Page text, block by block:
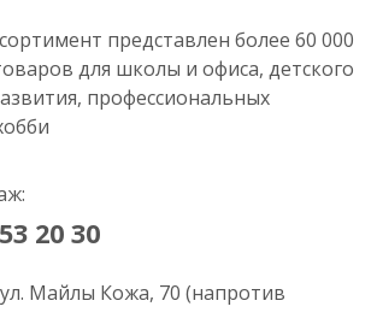
представлен более 60 000
для школы и офиса, детского
профессиональных
20 30
Майлы Кожа, 70 (напротив